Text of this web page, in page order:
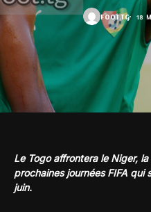
FOOT.TG 18
Le Togo affrontera le Niger,
prochaines journées FIFA qui
juin.